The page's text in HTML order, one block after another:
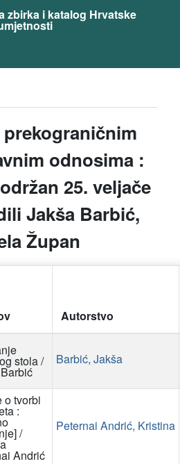
zbirka i katalog Hrvatske
odnosima :
25. veljače
Jakša Barbić,
Župan
Autorstvo
stola / Barbić, Jakša
o tvorbi
:
/
Andrić
Peternai Andrić, Kristina